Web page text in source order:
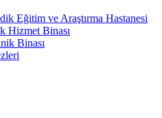
Eğitim ve Araştırma Hastanesi
Hizmet Binası
Binası